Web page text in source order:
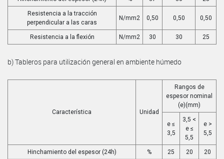
Resistencia a la tracción
perpendicular a las caras
N/mm2 0,50 0,50 0,50
Resistencia a la flexión N/mm2 30 30 25
b) Tableros para utilización general en ambiente húmedo
Característica Unidad
Rangos de
espesor nominal
(e)(mm)
e ≤
3,5
3,5 <
e ≤
5,5
e >
5,5
Hinchamiento del espesor (24h) % 25 20 20